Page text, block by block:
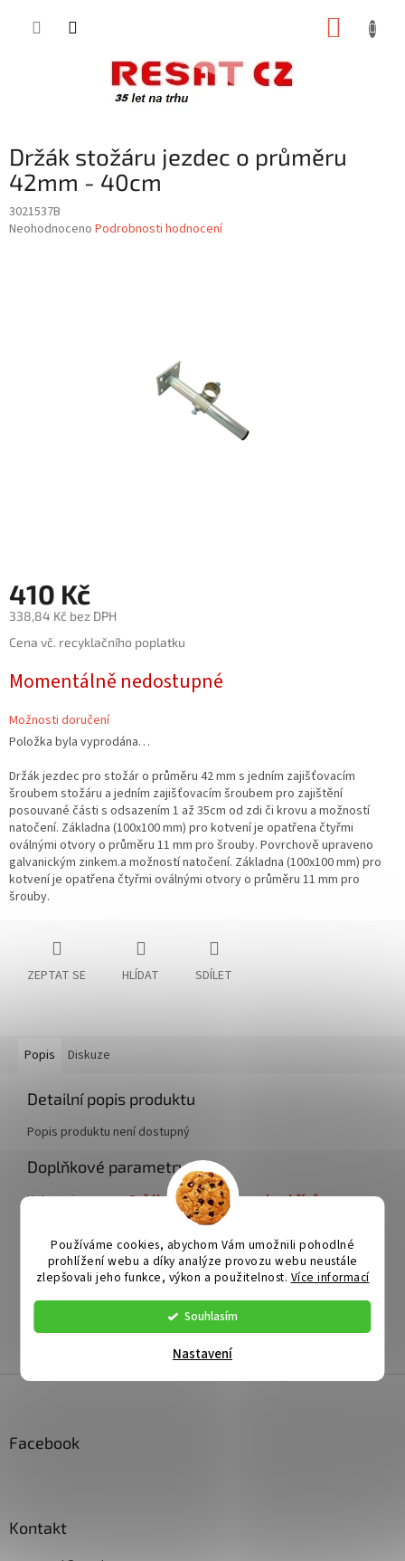
Používáme cookies, abychom Vám umožnili pohodlné
prohlížení webu a díky analýze provozu webu neustále
zlepšovali jeho funkce, výkon a použitelnost. Více informací
Souhlasím
Nastavení
Držák stožáru jezdec o průměru
42mm - 40cm
3021537B
Průměrné
Neohodnoceno Podrobnosti hodnocení
410 Kč
338,84 Kč bez DPH
Měrná
Cena vč. recyklačního poplatku
Momentálně nedostupné
Možnosti doručení
Položka byla vyprodána…
Držák jezdec pro stožár o průměru 42 mm s jedním zajišťovacím
šroubem stožáru a jedním zajišťovacím šroubem pro zajištění
posouvané části s odsazením 1 až 35cm od zdi či krovu a možností
natočení. Základna (100x100 mm) pro kotvení je opatřena čtyřmi
oválnými otvory o průměru 11 mm pro šrouby. Povrchově upraveno
galvanickým zinkem.a možností natočení. Základna (100x100 mm) pro
kotvení je opatřena čtyřmi oválnými otvory o průměru 11 mm pro
šrouby.
ZEPTAT SE HLÍDAT SDÍLET
Popis Diskuze
Detailní popis produktu
Popis produktu není dostupný
Doplňkové parametry
Kategorie:
Držáky, stožáry, konzoly, skříně
Katalogové číslo: 3021537B
Výrobce:
EAN:
Záruka
Položka byla vyprodána…
Facebook
Kontakt